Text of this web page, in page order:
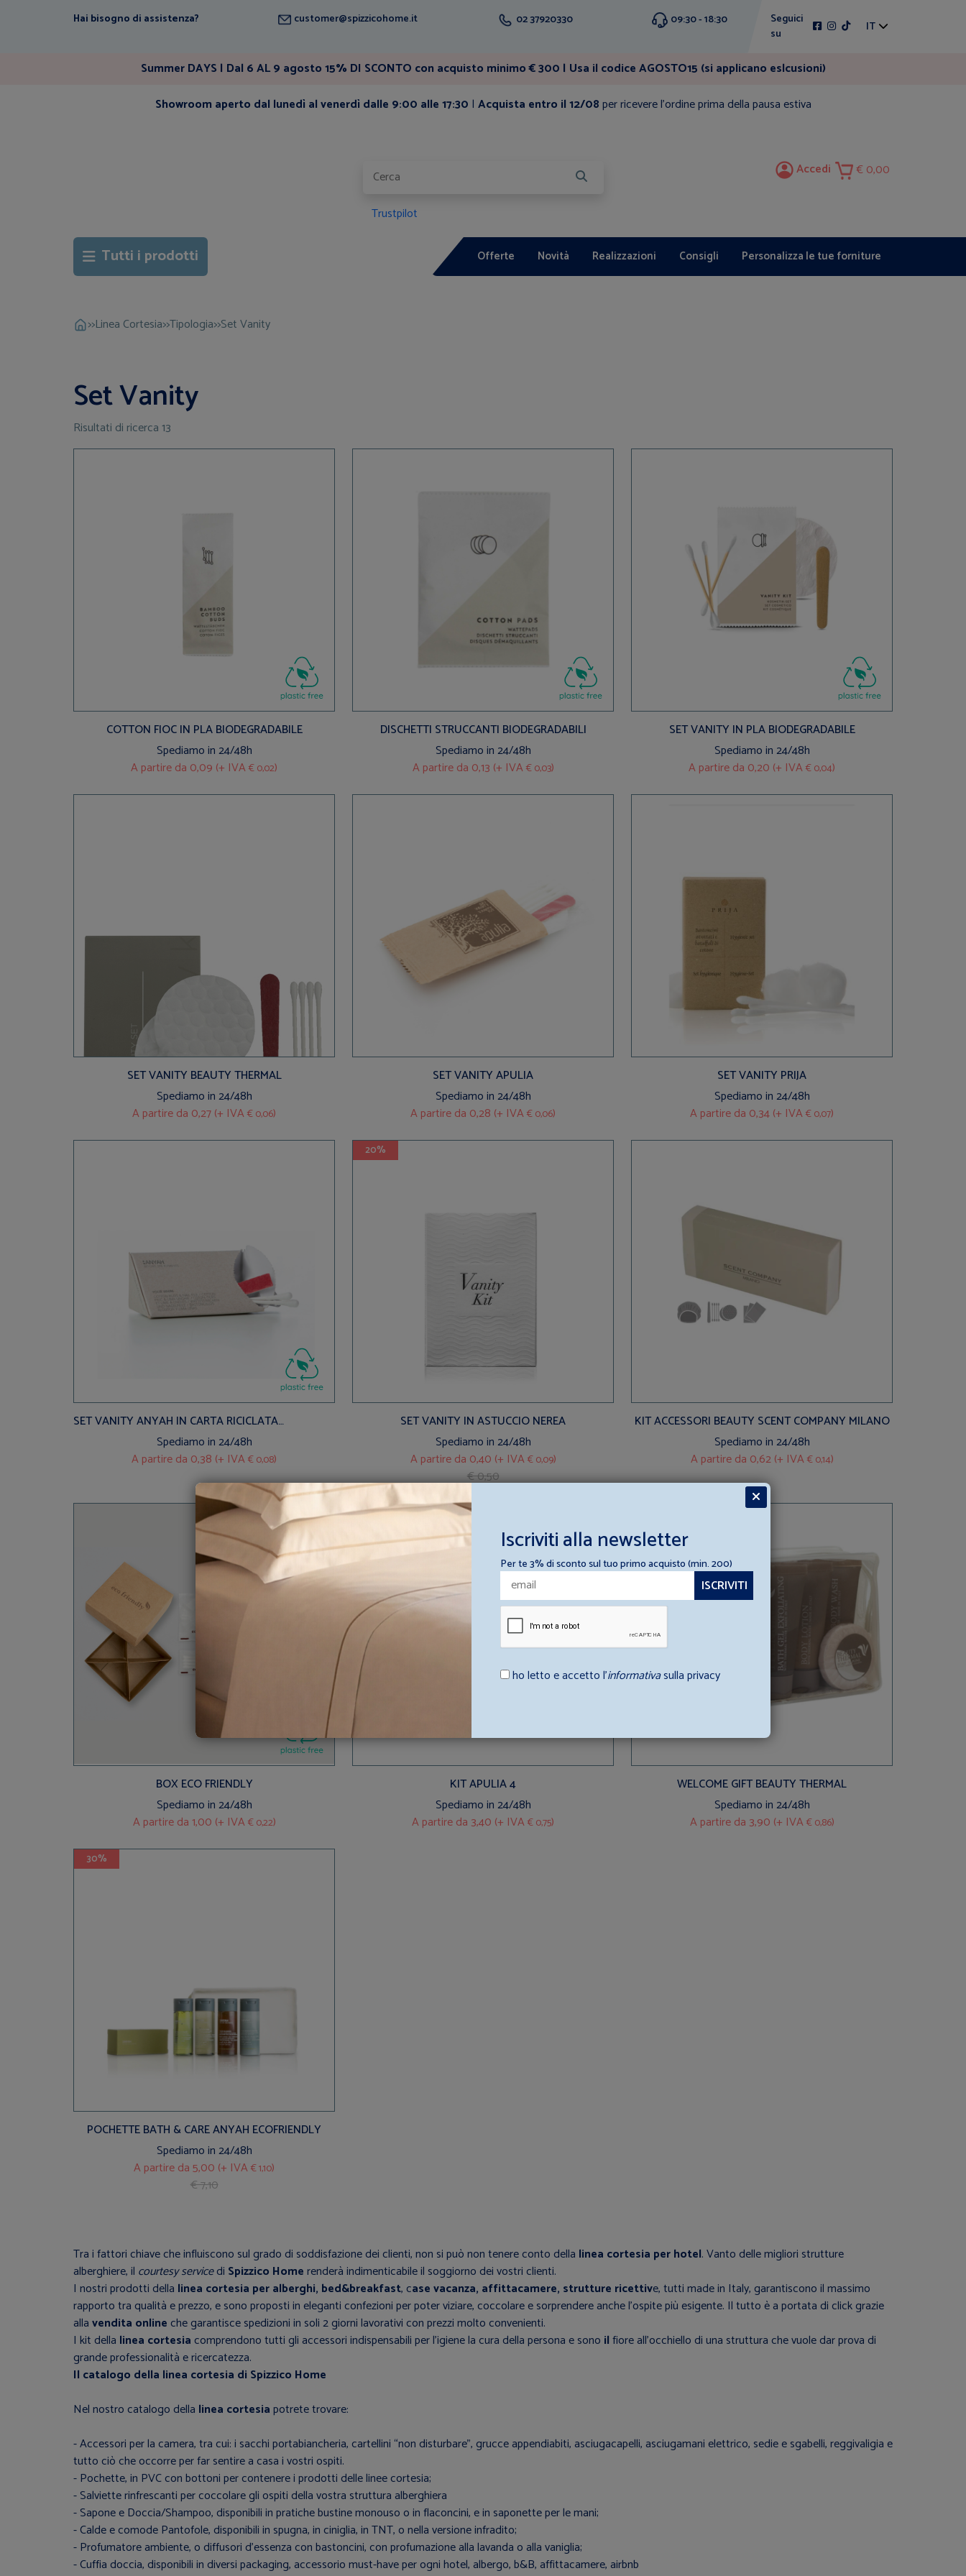
Hai bisogno di assistenza? customer@spizzicohome.it 02 37920330 09:30 - 18:30
Seguici
su
IT
Summer DAYS | Dal 6 AL 9 agosto 15% DI SCONTO con acquisto minimo € 300 | Usa il codice AGOSTO15 (si applicano eslcusioni)
Showroom aperto dal lunedì al venerdì dalle 9:00 alle 17:30 | Acquista entro il 12/08per ricevere l'ordine prima della pausa estiva
Trustpilot
Accedi 0,00
Tutti i prodotti Offerte Novità Realizzazioni Consigli Personalizza le tue forniture
>>Linea Cortesia>>Tipologia>>Set Vanity
Set Vanity
Risultati di ricerca 13
COTTON FIOC IN PLA BIODEGRADABILE
Spediamo in 24/48h
A partire da 0,09 (+ IVA€ 0,02)
DISCHETTI STRUCCANTI BIODEGRADABILI
Spediamo in 24/48h
A partire da 0,13 (+ IVA€ 0,03)
SET VANITY IN PLA BIODEGRADABILE
Spediamo in 24/48h
A partire da 0,20 (+ IVA€ 0,04)
SET VANITY BEAUTY THERMAL
Spediamo in 24/48h
A partire da 0,27 (+ IVA€ 0,06)
SET VANITY APULIA
Spediamo in 24/48h
A partire da 0,28 (+ IVA€ 0,06)
SET VANITY PRIJA
Spediamo in 24/48h
A partire da 0,34 (+ IVA€ 0,07)
SET VANITY ANYAH IN CARTA RICICLATA
Spediamo in 24/48h
A partire da 0,38 (+ IVA€ 0,08)
20%
SET VANITY IN ASTUCCIO NEREA
Spediamo in 24/48h
A partire da 0,40 (+ IVA€ 0,09)
€ 0,50
KIT ACCESSORI BEAUTY SCENT COMPANY MILANO
Spediamo in 24/48h
A partire da 0,62 (+ IVA€ 0,14)
BOX ECO FRIENDLY
Spediamo in 24/48h
A partire da1,00 (+ IVA€ 0,22)
KIT APULIA 4
Spediamo in 24/48h
A partire da 3,40 (+ IVA€ 0,75)
WELCOME GIFT BEAUTY THERMAL
Spediamo in 24/48h
A partire da 3,90 (+ IVA€ 0,86)
30%
POCHETTE BATH & CARE ANYAH ECOFRIENDLY
Spediamo in 24/48h
A partire da5,00 (+ IVA€ 1,10)
€ 7,10
Tra i fattori chiave che influiscono sul grado di soddisfazione dei clienti, non si può non tenere conto della linea cortesia per hotel. Vanto delle migliori strutture
alberghiere, il courtesy servicedi Spizzico Homerenderà indimenticabile il soggiorno dei vostri clienti.
I nostri prodotti della linea cortesia per alberghi, bed&breakfast, case vacanza, affittacamere, strutture ricettive, tutti made in Italy, garantiscono il massimo
rapporto tra qualità e prezzo, e sono proposti in eleganti confezioni per poter viziare, coccolare e sorprendere anche l’ospite più esigente. Il tutto è a portata di click grazie
allavendita onlineche garantisce spedizioni in soli 2 giorni lavorativi con prezzi molto convenienti.
I kit della linea cortesiacomprendono tutti gli accessori indispensabili per l’igiene la cura della persona e sono ilfiore all’occhiello di una struttura che vuole dar prova di
grande professionalità e ricercatezza.
Il catalogo della linea cortesia di Spizzico Home
Nel nostro catalogo della linea cortesiapotrete trovare:
- Accessori per la camera, tra cui: i sacchi portabiancheria, cartellini “non disturbare”, grucce appendiabiti, asciugacapelli, asciugamani elettrico, sedie e sgabelli, reggivaligia e
tutto ciò che occorre per far sentire a casa i vostri ospiti.
- Pochette, in PVC con bottoni per contenere i prodotti delle linee cortesia;
- Salviette rinfrescanti per coccolare gli ospiti della vostra struttura alberghiera
- Sapone e Doccia/Shampoo, disponibili in pratiche bustine monouso o in flaconcini, e in saponette per le mani;
- Calde e comode Pantofole, disponibili in spugna, in ciniglia, in TNT, o nella versione infradito;
- Profumatore ambiente, o diffusori d’essenza con bastoncini, con profumazione alla lavanda o alla vaniglia;
- Cuffia doccia, disponibili in diversi packaging, accessorio must-have per ogni hotel, albergo, b&B, affittacamere, airbnb
Iscriviti alla newsletter
Per te 3% di sconto sul tuo primo acquisto (min. 200)
ho letto e accetto l’informativasulla privacy